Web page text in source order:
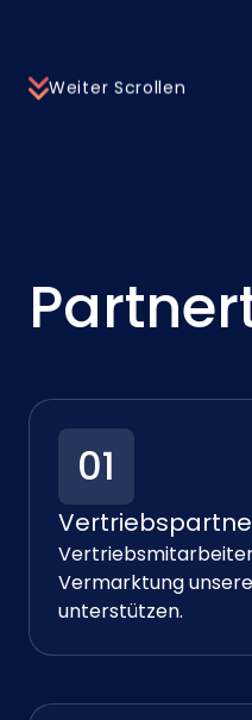
Weiter Scrollen
01
Vermarktung
unterstützen.